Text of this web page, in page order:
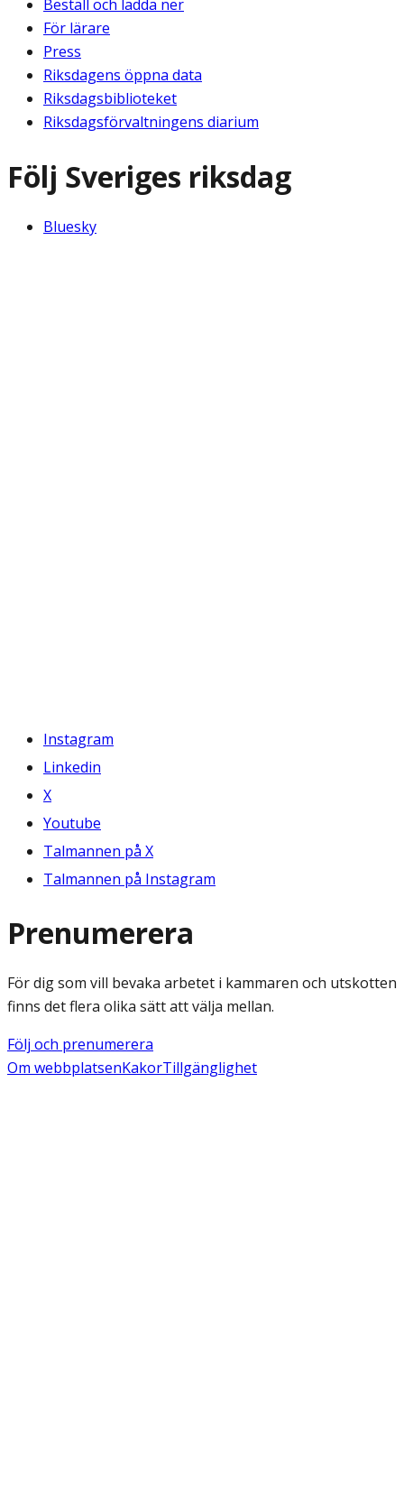
Beställ och ladda ner
För lärare
Press
Riksdagens öppna data
Riksdagsbiblioteket
Riksdagsförvaltningens diarium
Följ Sveriges riksdag
Bluesky
Instagram
Linkedin
X
Youtube
Talmannen på X
Talmannen på Instagram
Prenumerera
För dig som vill bevaka arbetet i kammaren och utskotten
finns det flera olika sätt att välja mellan.
Följ och prenumerera
Om webbplatsenKakorTillgänglighet